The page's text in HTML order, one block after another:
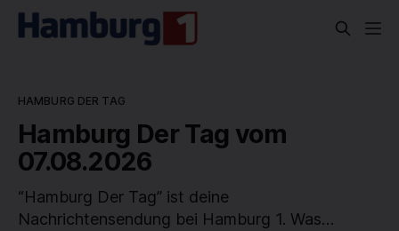
HAMBURG DER TAG
Hamburg Der Tag vom
07.08.2026
“Hamburg Der Tag” ist deine
Nachrichtensendung bei Hamburg 1. Was